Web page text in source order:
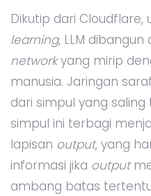
Dikutip dari Cloudflare,
learning, LLM
networkyang mirip
manusia. Jaringan
dari simpul yang
simpul ini terbagi
lapisan output, yang
informasi jika output
ambang batas